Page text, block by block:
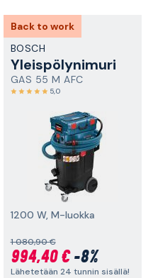
Back to work
BOSCH
Yleispölynimuri
GAS 55 M AFC
5,0
1200 W, M-luokka
1 080,90 €
994,40 €-8%
Lähetetään 24 tunnin sisällä!